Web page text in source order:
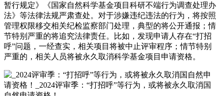
暂行规定》《国家自然科学基金项目科研不端行为调查处理办
法》等法律法规严肃查处。对于涉嫌违纪违法的行为，将按照
管理权限移交相关纪检监察部门处理，典型的将公开通报；情
节特别严重的将追究法律责任。比如，发现申请人存在“打招
呼”问题，一经查实，相关项目将被中止评审程序；情节特别
严重的，相关人员将被永久取消科学基金项目申请资格。